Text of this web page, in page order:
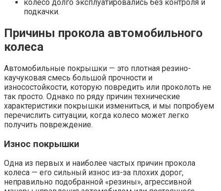
колесо долго эксплуатировались без контроля и
подкачки.
Причины прокола автомобильного
колеса
Автомобильные покрышки — это плотная резино-
каучуковая смесь большой прочности и
износостойкости, которую повредить или проколоть не
так просто. Однако по ряду причин технические
характеристики покрышки измениться, и мы попробуем
перечислить ситуации, когда колесо может легко
получить повреждение.
Износ покрышки
Одна из первых и наиболее частых причин прокола
колеса — его сильный износ из-за плохих дорог,
неправильно подобранной «резины», агрессивной